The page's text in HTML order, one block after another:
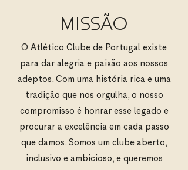
MISSÃO
O Atlético Clube de Portugal existe
para dar alegria e paixão aos nossos
adeptos. Com uma história rica e uma
tradição que nos orgulha, o nosso
compromisso é honrar esse legado e
procurar a excelência em cada passo
que damos. Somos um clube aberto,
inclusivo e ambicioso, e queremos